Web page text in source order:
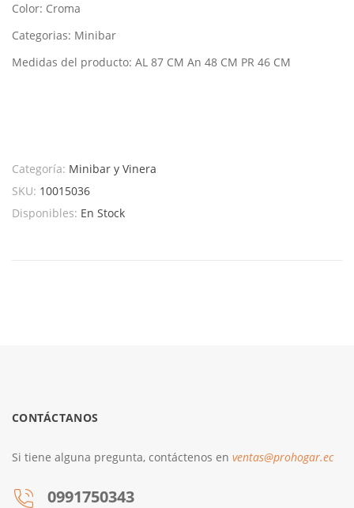
Color: Croma
Categorias: Minibar
Medidas del producto: AL 87 CM An 48 CM PR 46 CM
Categoría: Minibar y Vinera
SKU: 10015036
Disponibles: En Stock
CONTÁCTANOS
Si tiene alguna pregunta, contáctenos en ventas@prohogar.ec
0991750343